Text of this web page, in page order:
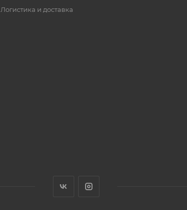
Логистика и доставка